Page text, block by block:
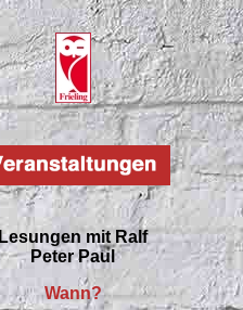
Lesungen mit Ralf
Peter Paul
Wann?